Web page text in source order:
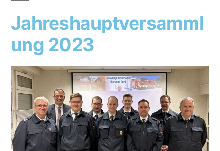
Jahreshauptversamml
ung 2023